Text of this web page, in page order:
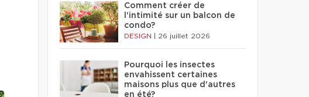
Comment créer de
l'intimité sur un balcon de
condo?
DESIGN 26 juillet 2026
Pourquoi les insectes
envahissent certaines
maisons plus que d'autres
en été?